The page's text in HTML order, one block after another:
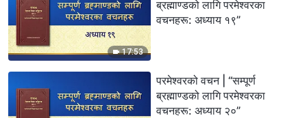
17:53
ब्रह्माण्डको लागि परमेश्‍वरका
वचनहरू: अध्याय १९”
परमेश्‍वरको वचन | “सम्पूर्ण
ब्रह्माण्डको लागि परमेश्‍वरका
वचनहरू: अध्याय २०”